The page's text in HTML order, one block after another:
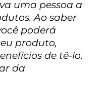
uma pessoa a
Ao saber
poderá
produto,
de tê-lo,
da